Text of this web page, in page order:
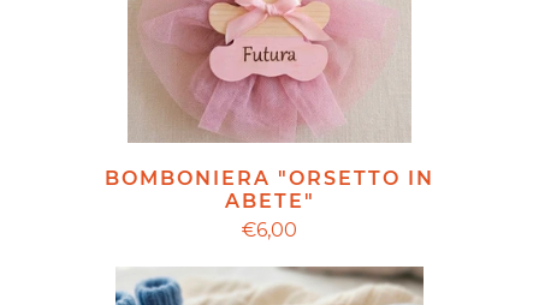
BOMBONIERA "ORSETTO IN
ABETE"
€6,00